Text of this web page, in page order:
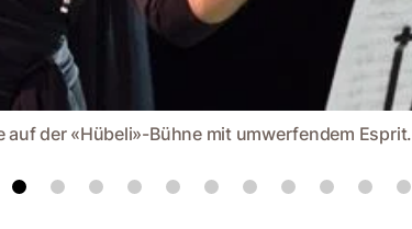
der «Hübeli»-Bühne mit umwerfendem Esprit.